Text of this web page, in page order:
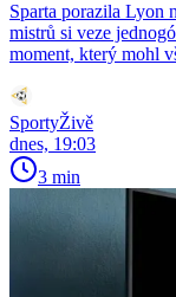
Sparta porazila Lyon
mistrů si veze
moment, který mohl
SportyŽivě
dnes, 19:03
3 min